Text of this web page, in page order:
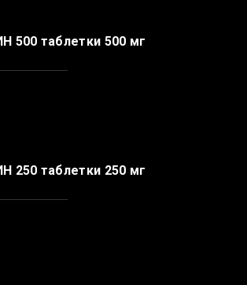
таблетки 500 мг
таблетки 250 мг